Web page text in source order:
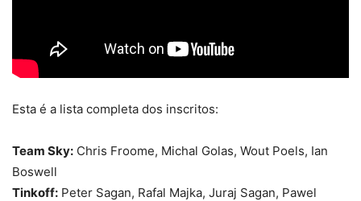
Esta é a lista completa dos inscritos:
Team Sky: Chris Froome, Michal Golas, Wout Poels, Ian
Boswell
Tinkoff: Peter Sagan, Rafal Majka, Juraj Sagan, Pawel